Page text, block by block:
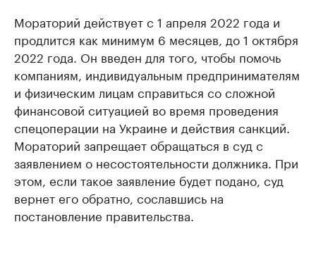
Мораторий действует с 1 апреля 2022 года и
продлится как минимум 6 месяцев, до 1 октября
2022 года. Он введен для того, чтобы помочь
компаниям, индивидуальным предпринимателям
и физическим лицам справиться со сложной
финансовой ситуацией во время проведения
спецоперации на Украине и действия санкций.
Мораторий запрещает обращаться в суд с
заявлением о несостоятельности должника. При
этом, если такое заявление будет подано, суд
вернет его обратно, сославшись на
постановление правительства.